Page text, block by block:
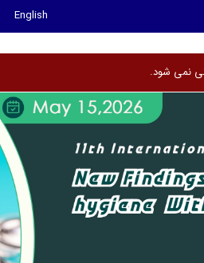
English